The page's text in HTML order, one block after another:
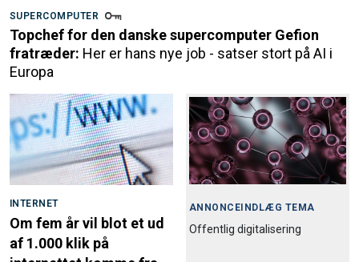
SUPERCOMPUTER
Topchef for den danske supercomputer Gefion
fratræder: Her er hans nye job - satser stort på AI i
Europa
INTERNET
Om fem år vil blot et ud
af 1.000 klik på
ANNONCEINDLÆG TEMA
Offentlig digitalisering